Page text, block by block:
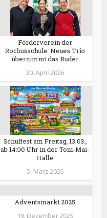
Förderverein der
Rochusschule: Neues Trio
übernimmt das Ruder
30. April 2026
Schulfest am Freitag, 13.03.,
ab 14:00 Uhr in der Toni-Mai-
Halle
5. März 2026
Adventsmarkt 2025
19. Dezember 2025